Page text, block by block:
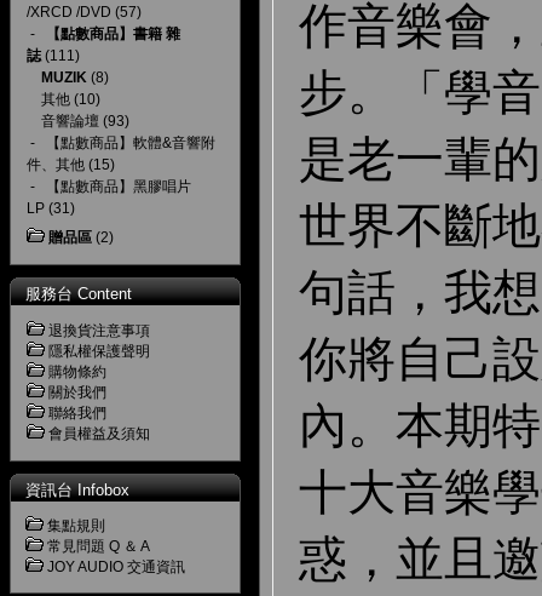
/XRCD /DVD (57)
-
【點數商品】書籍 雜
誌(111)
MUZIK (8)
其他 (10)
音響論壇 (93)
-
【點數商品】軟體&音響附
件、其他 (15)
-
【點數商品】黑膠唱片
LP (31)
贈品區 (2)
服務台 Content
退換貨注意事項
隱私權保護聲明
購物條約
關於我們
聯絡我們
會員權益及須知
資訊台 Infobox
集點規則
常見問題 Q ＆ A
JOY AUDIO 交通資訊
作音樂會
步。「學
是老一輩
世界不斷
句話，我
你將自己
內。本期
十大音樂
惑，並且